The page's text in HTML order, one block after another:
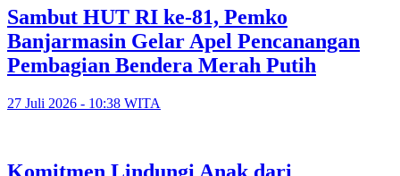
Sambut HUT RI ke-81, Pemko
Banjarmasin Gelar Apel Pencanangan
Pembagian Bendera Merah Putih
27 Juli 2026 - 10:38 WITA